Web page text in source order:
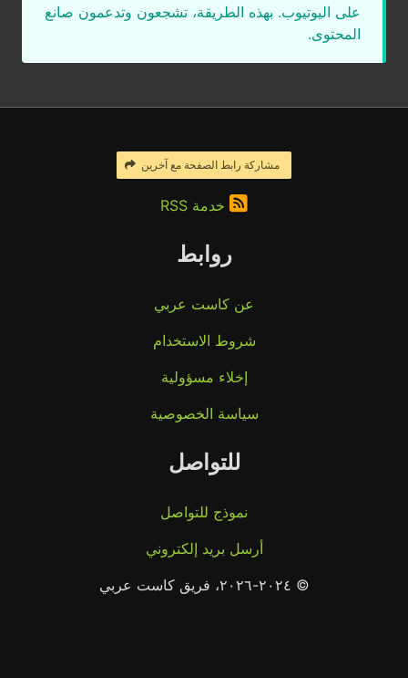
على اليوتيوب. بهذه الطريقة، تشجعون وتدعمون صانع
المحتوى.
مشاركة رابط الصفحة مع آخرين
خدمة RSS
روابط
عن كاست عربي
شروط الاستخدام
إخلاء مسؤولية
سياسة الخصوصية
للتواصل
نموذج للتواصل
أرسل بريد إلكتروني
© ٢٠٢٤-٢٠٢٦، فريق كاست عربي